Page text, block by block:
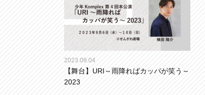
2023.09.04
【舞台】URI～雨降ればカッパが笑う～
2023